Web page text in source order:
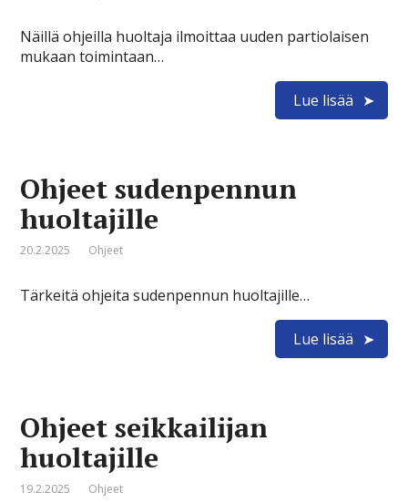
Näillä ohjeilla huoltaja ilmoittaa uuden partiolaisen
mukaan toimintaan…
Lue lisää
Ohjeet sudenpennun
huoltajille
20.2.2025 Ohjeet
Tärkeitä ohjeita sudenpennun huoltajille…
Lue lisää
Ohjeet seikkailijan
huoltajille
19.2.2025 Ohjeet